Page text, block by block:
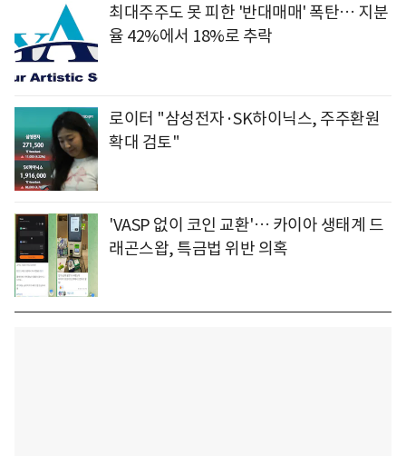
최대주주도 못 피한 '반대매매' 폭탄… 지분
율 42%에서 18%로 추락
로이터 "삼성전자·SK하이닉스, 주주환원
확대 검토"
'VASP 없이 코인 교환'… 카이아 생태계 드
래곤스왑, 특금법 위반 의혹